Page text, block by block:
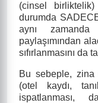
(cinsel
durumda
aynı
paylaşımından
sıfırlanmasını da
Bu sebeple, zina
(otel kaydı,
ispatlanması,